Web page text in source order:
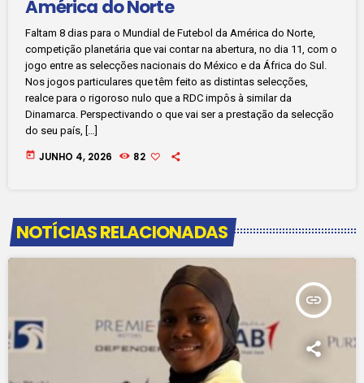
América do Norte
Faltam 8 dias para o Mundial de Futebol da América do Norte,
competição planetária que vai contar na abertura, no dia 11, com o
jogo entre as selecções nacionais do México e da África do Sul.
Nos jogos particulares que têm feito as distintas selecções,
realce para o rigoroso nulo que a RDC impôs à similar da
Dinamarca. Perspectivando o que vai ser a prestação da selecção
do seu país, […]
today JUNHO 4, 2026 82
NOTÍCIAS RELACIONADAS
insert_link